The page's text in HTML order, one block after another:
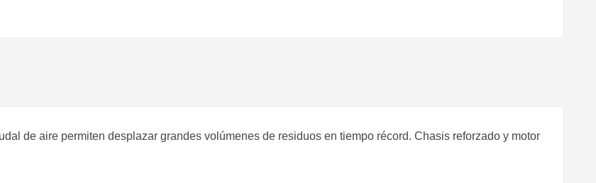
de aire permiten desplazar grandes volúmenes de residuos en tiempo récord. Chasis reforzado y motor